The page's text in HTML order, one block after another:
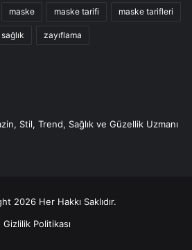
maske maske tarifi maske tarifleri
sağlık zayıflama
Stil, Trend, Sağlık ve Güzellik Uzmanı
2026 Her Hakkı Saklıdır.
Gizlilik Politikası